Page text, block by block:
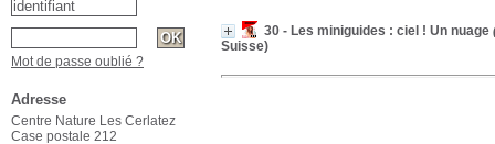
30 - Les miniguides : ciel ! Un nuage
Suisse)
Mot de passe oublié ?
Adresse
Centre Nature Les Cerlatez
Case postale 212